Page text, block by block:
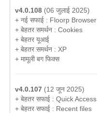
v4.0.108 (06 जुलाई 2025)
+ नई सफाई : Floorp Browser
+ बेहतर समर्थन : Cookies
+ बेहतर यूआई
+ बेहतर समर्थन : XP
+ मामूली बग फिक्स
v4.0.107 (12 जून 2025)
+ बेहतर सफाई : Quick Access
+ बेहतर सफाई : Recent files